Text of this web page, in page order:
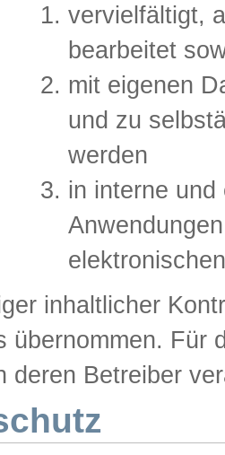
vervielfältigt,
bearbeitet
mit eigenen
und zu
werden
in interne
inhaltlicher
übernommen. Für
deren Betreiber